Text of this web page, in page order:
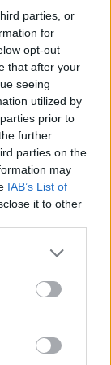
parties, or
for
opt-out
that after your
seeing
utilized by
prior to
further
parties on the
may
IAB’s List of
it to other
more Google
may click to
tags to
below Google
egyből...
nagyon